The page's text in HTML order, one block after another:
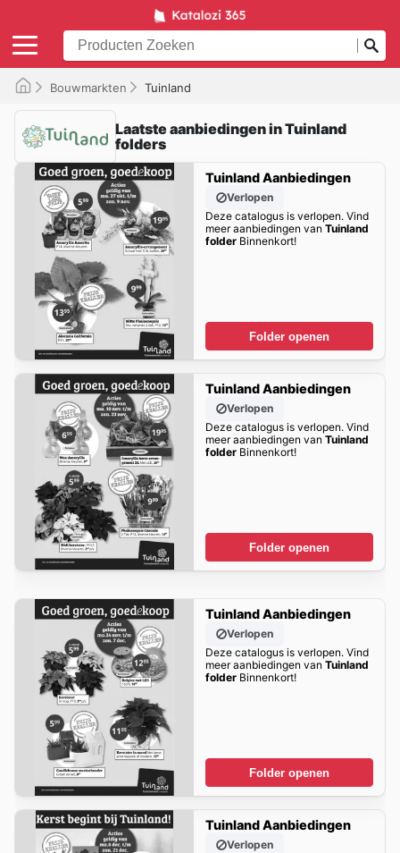
Bouwmarkten Tuinland
Laatste aanbiedingen in Tuinland
folders
Tuinland Aanbiedingen
Verlopen
Deze catalogus is verlopen. Vind
meer aanbiedingen van Tuinland
folderBinnenkort!
Folder openen
Tuinland Aanbiedingen
Verlopen
Deze catalogus is verlopen. Vind
meer aanbiedingen van Tuinland
folderBinnenkort!
Folder openen
Tuinland Aanbiedingen
Verlopen
Deze catalogus is verlopen. Vind
meer aanbiedingen van Tuinland
folderBinnenkort!
Folder openen
Tuinland Aanbiedingen
Verlopen